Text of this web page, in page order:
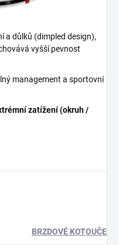
a důlků (dimpled design),
vyšší pevnost
management a sportovní
zatížení (okruh /
BRZDOVÉ KOTOUČE